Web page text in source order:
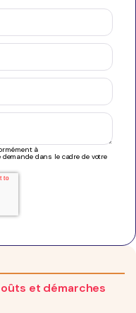
à
demande dans le cadre de votre
et démarches